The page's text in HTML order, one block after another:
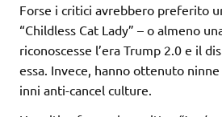
Forse i critici avrebbero preferito
“Childless Cat Lady” – o almeno
riconoscesse l’era Trump 2.0 e il
essa. Invece, hanno ottenuto
inni anti-cancel culture.